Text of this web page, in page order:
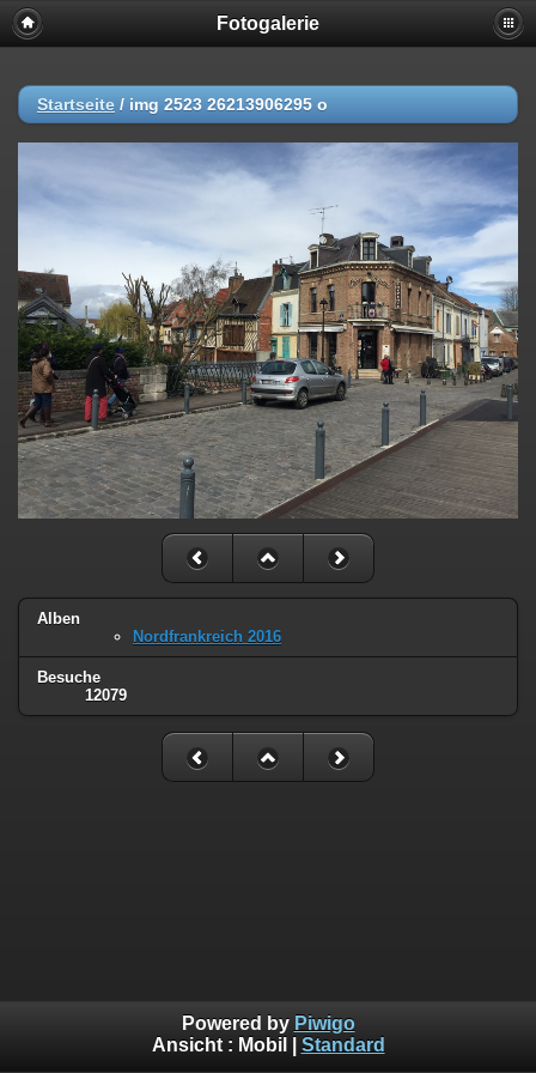
Fotogalerie
Startseite / img 2523 26213906295 o
Alben
Nordfrankreich 2016
Besuche
12079
Powered by Piwigo
Ansicht : Mobil Standard